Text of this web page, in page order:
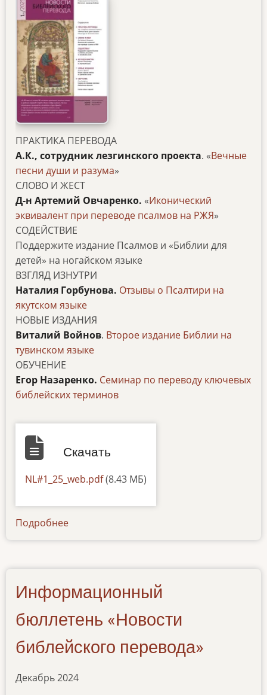
ПРАКТИКА ПЕРЕВОДА
А.К., сотрудник лезгинского проекта. «Вечные
песни души и разума»
СЛОВО И ЖЕСТ
Д-н Артемий Овчаренко. «Иконический
эквивалент при переводе псалмов на РЖЯ»
СОДЕЙСТВИЕ
Поддержите издание Псалмов и «Библии для
детей» на ногайском языке
ВЗГЛЯД ИЗНУТРИ
Наталия Горбунова. Отзывы о Псалтири на
якутском языке
НОВЫЕ ИЗДАНИЯ
Виталий Войнов. Второе издание Библии на
тувинском языке
ОБУЧЕНИЕ
Егор Назаренко. Семинар по переводу ключевых
библейских терминов
Скачать
Default
NL#1_25_web.pdf(8.43 МБ)
Подробнее
1-
Информационный
бюллетень «Новости
библейского перевода»
Декабрь 2024